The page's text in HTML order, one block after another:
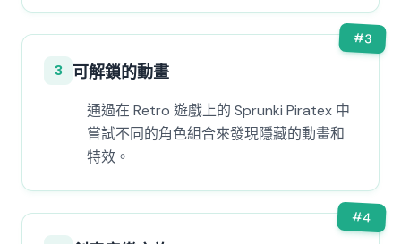
#3
3 可解鎖的動畫
通過在 Retro 遊戲上的 Sprunki Piratex 中
嘗試不同的角色組合來發現隱藏的動畫和
特效。
#4